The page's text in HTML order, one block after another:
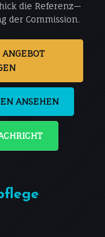
die Referenz—
der Commission.
ANGEBOT
ANSEHEN